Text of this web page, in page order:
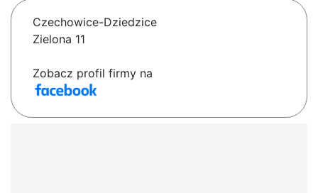
Czechowice-Dziedzice
Zielona 11
Zobacz profil firmy na